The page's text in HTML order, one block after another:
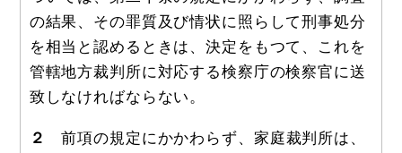
の結果、その罪質及び情状に照らして刑事処分
を相当と認めるときは、決定をもつて、これを
管轄地方裁判所に対応する検察庁の検察官に送
致しなければならない。
２
前項の規定にかかわらず、家庭裁判所は、